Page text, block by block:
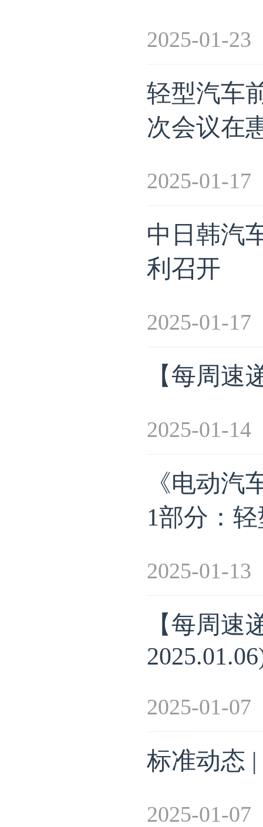
2025-01-23
轻型汽车
次会议在
2025-01-17
中日韩汽
利召开
2025-01-17
【每周速
2025-01-14
《电动
1部分：
2025-01-13
【每周速
2025-01-07
标准动态
2025-01-07